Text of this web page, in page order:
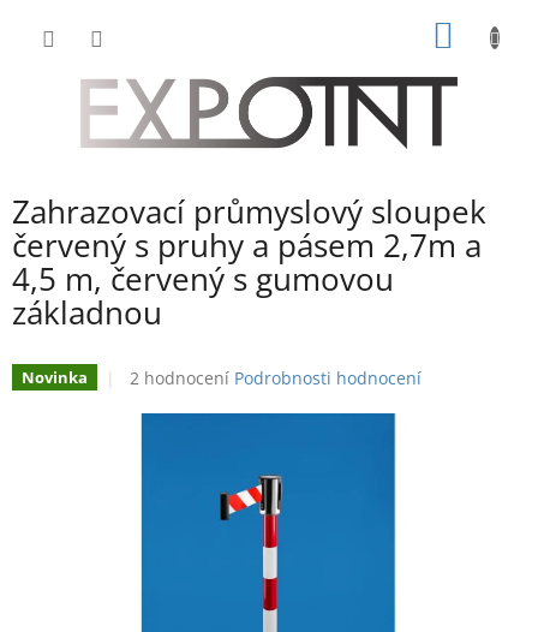
Zahrazovací průmyslový sloupek
červený s pruhy a pásem 2,7m a
4,5 m, červený s gumovou
základnou
Novinka
Průměrné
2 hodnocení Podrobnosti hodnocení